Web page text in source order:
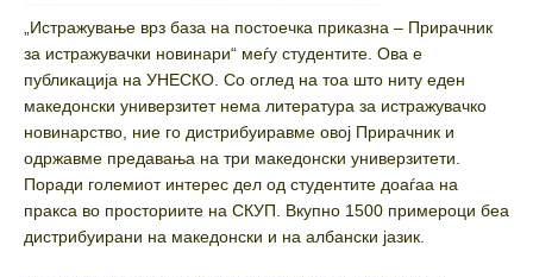
„Истражување врз база на постоечка приказна – Прирачник
за истражувачки новинари“ меѓу студентите. Ова е
публикација на УНЕСКО. Со оглед на тоа што ниту еден
македонски универзитет нема литература за истражувачко
новинарство, ние го дистрибуиравме овој Прирачник и
одржавме предавања на три македонски универзитети.
Поради големиот интерес дел од студентите доаѓаа на
пракса во просториите на СКУП. Вкупно 1500 примероци беа
дистрибуирани на македонски и на албански јазик.